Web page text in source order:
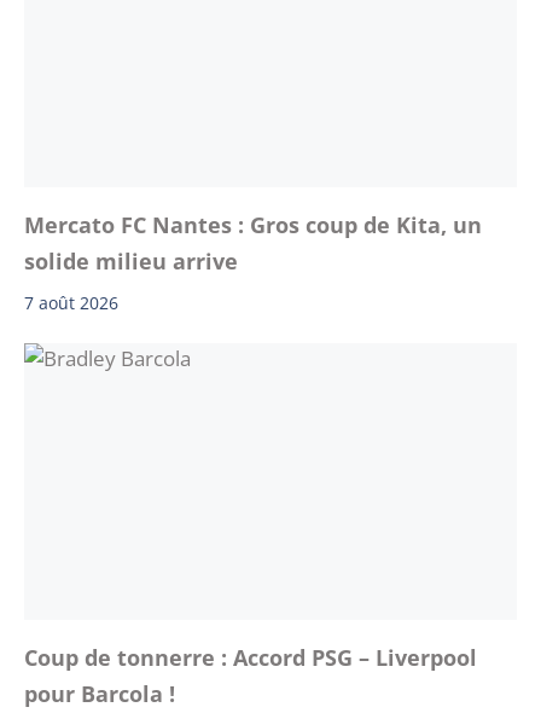
Mercato FC Nantes : Gros coup de Kita, un
solide milieu arrive
7 août 2026
Coup de tonnerre : Accord PSG – Liverpool
pour Barcola !